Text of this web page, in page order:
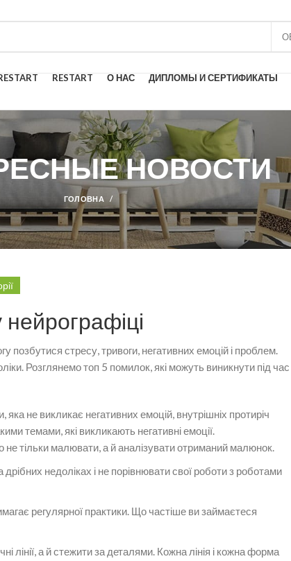
RESTART О НАС ДИПЛОМЫ И СЕРТИФИКАТЫ
НОВОСТИ
ГОЛОВНА
позбутися стресу, тривоги, негативних емоцій і проблем.
Розглянемо топ 5 помилок, які можуть виникнути під час
не викликає негативних емоцій, внутрішніх протиріч
темами, які викликають негативні емоції.
тільки малювати, а й аналізувати отриманий малюнок.
недоліках і не порівнювати свої роботи з роботами
регулярної практики. Що частіше ви займаєтеся
лінії, а й стежити за деталями. Кожна лінія і кожна форма